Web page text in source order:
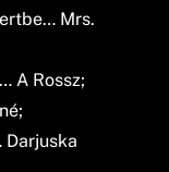
Mrs.
A Rossz;
Darjuska